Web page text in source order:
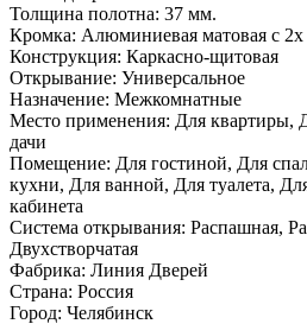
Толщина полотна: 37 мм.
Кромка: Алюминиевая матовая с 2х
Конструкция: Каркасно-щитовая
Открывание: Универсальное
Назначение: Межкомнатные
Место применения: Для квартиры,
дачи
Помещение: Для гостиной, Для
кухни, Для ванной, Для туалета,
кабинета
Система открывания: Распашная,
Двухстворчатая
Фабрика: Линия Дверей
Страна: Россия
Город: Челябинск